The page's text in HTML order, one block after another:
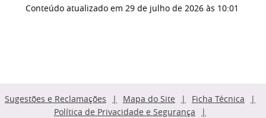
Conteúdo atualizado em 29 de julho de 2026 às 10:01
Sugestões e Reclamações Mapa do Site
Ficha Técnica
Política de Privacidade e Segurança